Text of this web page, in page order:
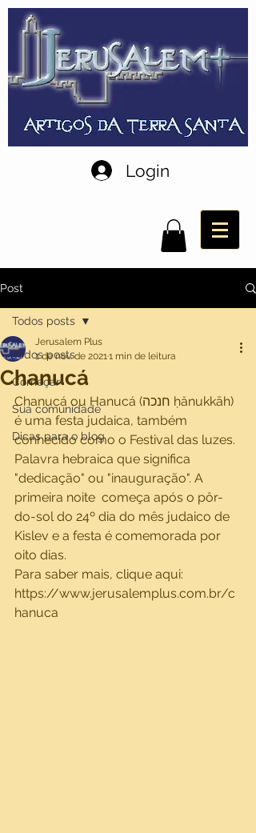
Login
Post
Todos posts
Começar
Sua comunidade
Dicas para o blog
Todos posts
Chanucá
Jerusalem Plus
1 de nov. de 20211 min de leitura
Chanucá ou Hanucá (חנכה ḥănukkāh)
é uma festa judaica, também
conhecido como o Festival das luzes.
Palavra hebraica que significa
"dedicação" ou "inauguração". A
primeira noite  começa após o pôr-
do-sol do 24º dia do mês judaico de
Kislev e a festa é comemorada por
oito dias.
Para saber mais, clique aqui:
https://www.jerusalemplus.com.br/c
hanuca